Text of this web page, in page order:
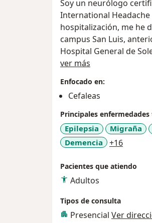
Soy un neurólogo
International Headache
hospitalización, me he
campus San Luis,
Hospital General de
Telemedicina por la SSA.
ver más
Enfocado en:
Cefaleas
Principales
Epilepsia Migraña
Demencia
+16
Pacientes que atiendo
Adultos
Tipos de consulta
Presencial Ver